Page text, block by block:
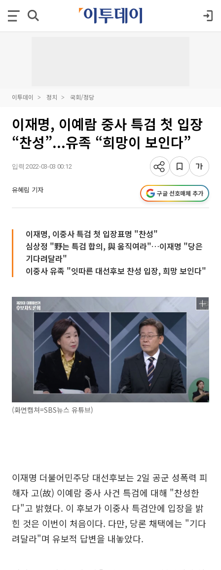
이투데이 정치 국회/정당
이재명, 이예람 중사 특검 첫 입장
“찬성”...유족 “희망이 보인다”
입력 2022-03-03 00:12
유혜림 기자 구글 선호매체 추가
이재명, 이중사 특검 첫 입장표명 "찬성"
심상정 "野는 특검 합의, 與 움직여라"…이재명 "당은
기다려달라"
이중사 유족 "잇따른 대선후보 찬성 입장, 희망 보인다"
(화면캡쳐=SBS뉴스 유튜브)
이재명 더불어민주당 대선후보는 2일 공군 성폭력 피
해자 고(故) 이예람 중사 사건 특검에 대해 "찬성한
다"고 밝혔다. 이 후보가 이중사 특검안에 입장을 밝
힌 것은 이번이 처음이다. 다만, 당론 채택에는 "기다
려달라"며 유보적 답변을 내놓았다.